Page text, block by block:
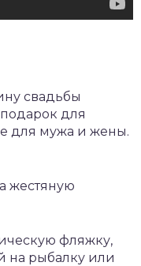
свадьбы
для
для мужа и жены.
фляжку,
на рыбалку или